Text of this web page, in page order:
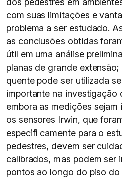
com suas limitações e
problema a ser estudado.
as conclusões obtidas
útil em uma análise
planas de grande
quente pode ser utilizada
importante na investigação
embora as medições
os sensores Irwin, que
especifi camente para o
pedestres, devem ser
calibrados, mas podem ser
pontos ao longo do piso